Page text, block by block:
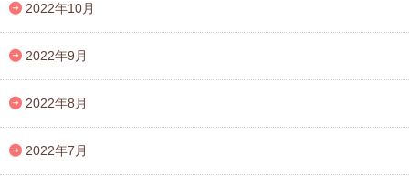
2022年10月
2022年9月
2022年8月
2022年7月